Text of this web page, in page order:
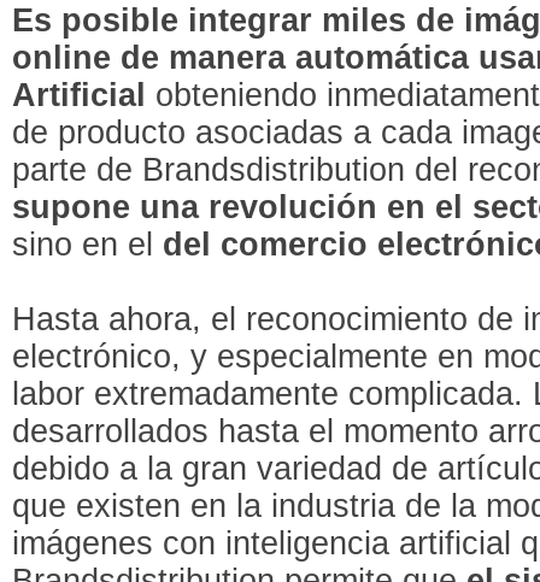
Es posible integrar miles de
online de manera automática
Artificial obteniendo
de producto asociadas a cada
parte de Brandsdistribution del
supone una revolución en el
sino en el del comercio
Hasta ahora, el reconocimiento de
electrónico, y especialmente en
labor extremadamente complicada.
desarrollados hasta el momento
debido a la gran variedad de
que existen en la industria de la
imágenes con inteligencia artificial